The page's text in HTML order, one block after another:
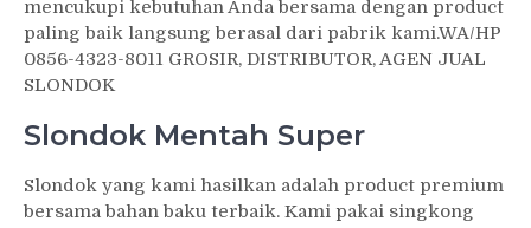
mencukupi kebutuhan Anda bersama dengan product
paling baik langsung berasal dari pabrik kami.WA/HP
0856-4323-8011 GROSIR, DISTRIBUTOR, AGEN JUAL
SLONDOK
Slondok Mentah Super
Slondok yang kami hasilkan adalah product premium
bersama bahan baku terbaik. Kami pakai singkong